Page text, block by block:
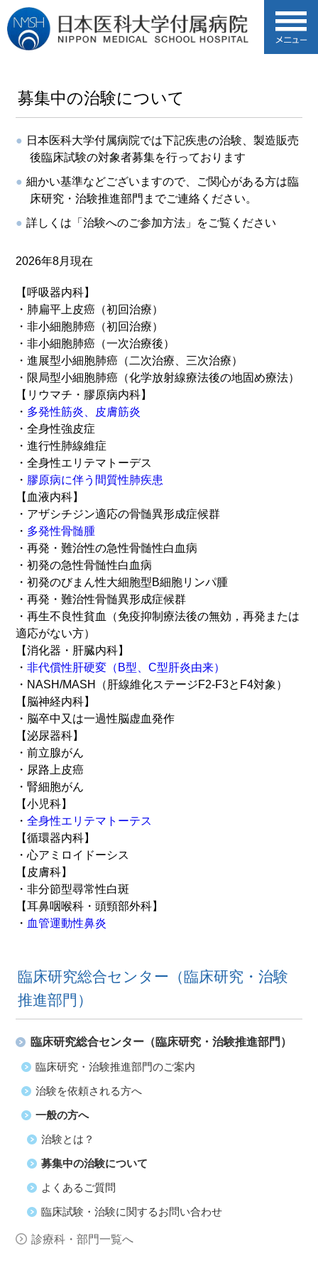
募集中の治験について
日本医科大学付属病院では下記疾患の治験、製造販売
後臨床試験の対象者募集を行っております
細かい基準などございますので、ご関心がある方は臨
床研究・治験推進部門までご連絡ください。
詳しくは「治験へのご参加方法」をご覧ください
2026年8月現在
【呼吸器内科】
・肺扁平上皮癌（初回治療）
・非小細胞肺癌（初回治療）
・非小細胞肺癌（一次治療後）
・進展型小細胞肺癌（二次治療、三次治療）
・限局型小細胞肺癌（化学放射線療法後の地固め療法）
【リウマチ・膠原病内科】
・ 多発性筋炎、皮膚筋炎
・全身性強皮症
・進行性肺線維症
・全身性エリテマトーデス
・ 膠原病に伴う間質性肺疾患
【血液内科】
・アザシチジン適応の骨髄異形成症候群
・ 多発性骨髄腫
・再発・難治性の急性骨髄性白血病
・初発の急性骨髄性白血病
・初発のびまん性大細胞型B細胞リンパ腫
・再発・難治性骨髄異形成症候群
・再生不良性貧血（免疫抑制療法後の無効，再発または
適応がない方）
【消化器・肝臓内科】
・非代償性肝硬変（B型、C型肝炎由来）
・NASH/MASH（肝線維化ステージF2-F3とF4対象）
【脳神経内科】
・脳卒中又は一過性脳虚血発作
【泌尿器科】
・前立腺がん
・尿路上皮癌
・腎細胞がん
【小児科】
・全身性エリテマトーテス
【循環器内科】
・心アミロイドーシス
【皮膚科】
・非分節型尋常性白斑
【耳鼻咽喉科・頭頸部外科】
・ 血管運動性鼻炎
臨床研究総合センター（臨床研究・治験
推進部門）
臨床研究総合センター（臨床研究・治験推進部門）
臨床研究・治験推進部門のご案内
治験を依頼される方へ
一般の方へ
治験とは？
募集中の治験について
よくあるご質問
臨床試験・治験に関するお問い合わせ
診療科・部門一覧へ